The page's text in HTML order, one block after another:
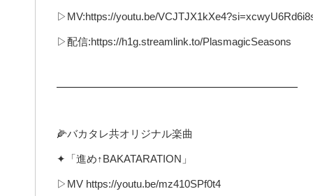
▷MV:https://youtu.be/
▷配信:https://h1g.streamlink.to/PlasmagicSeasons
━━━━━━━━━━━━━━━━━━━━━━━
🌽バカタレ共オリジナル楽曲
✦「進め↑BAKATARATION」
▷MV https://youtu.be/mz410SPf0t4